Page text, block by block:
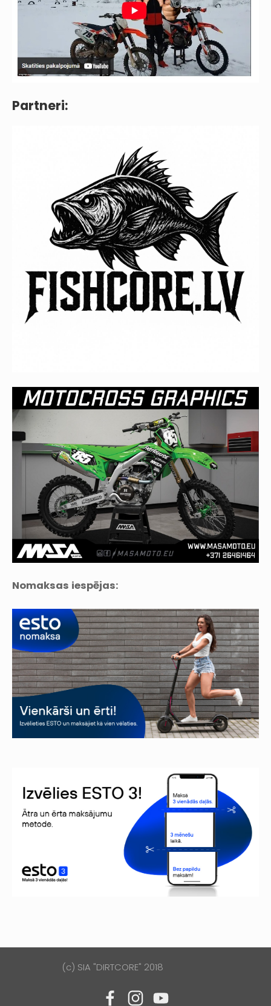
Partneri:
Nomaksas iespējas:
(c) SIA "DIRTCORE" 2018